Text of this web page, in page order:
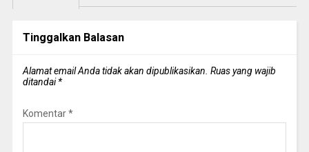
Tinggalkan Balasan
Alamat email Anda tidak akan dipublikasikan. Ruas yang wajib
ditandai*
Komentar*